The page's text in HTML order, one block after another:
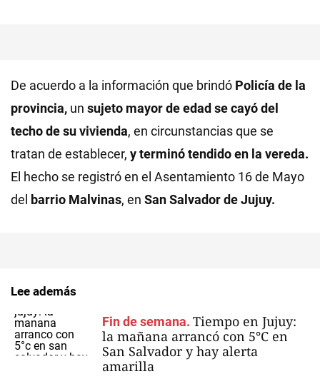
De acuerdo a la información que brindó Policía de la
provincia, un sujeto mayor de edad se cayó del
techo de su vivienda, en circunstancias que se
tratan de establecer, y terminó tendido en la vereda.
El hecho se registró en el Asentamiento 16 de Mayo
del barrio Malvinas, en San Salvador de Jujuy.
Lee además
Fin de semana. Tiempo en Jujuy:
la mañana arrancó con 5°C en
San Salvador y hay alerta
amarilla